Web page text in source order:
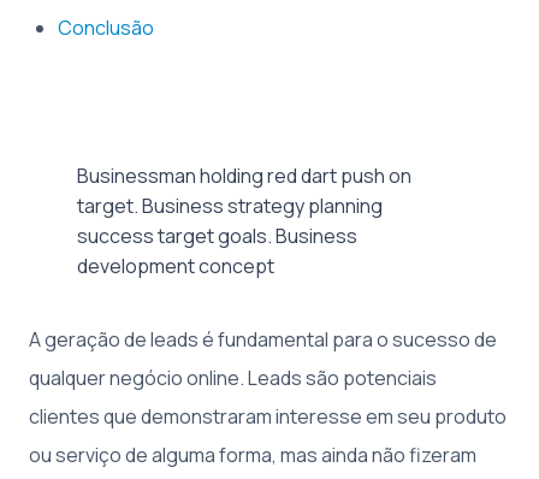
Conclusão
Businessman holding red dart push on
target. Business strategy planning
success target goals. Business
development concept
A geração de leads é fundamental para o sucesso de
qualquer negócio online. Leads são potenciais
clientes que demonstraram interesse em seu produto
ou serviço de alguma forma, mas ainda não fizeram